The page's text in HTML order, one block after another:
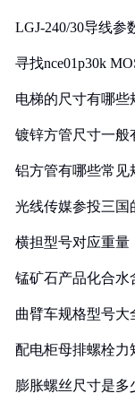
LGJ-240/30导线参
寻找nce01p30k
电梯的尺寸有哪些
镀锌方管尺寸一般
铝方管有哪些常见
光线传媒参投三国
横担型号对应重量
锰矿石产品化合水
曲臂车规格型号大
配电柜母排螺栓力
膨胀螺丝尺寸是多